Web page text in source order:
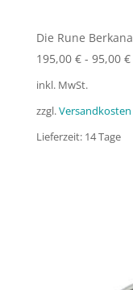
Die Rune Berkana
195,00 €- 95,00 €
inkl. MwSt.
zzgl.Versandkosten
Lieferzeit: 14 Tage